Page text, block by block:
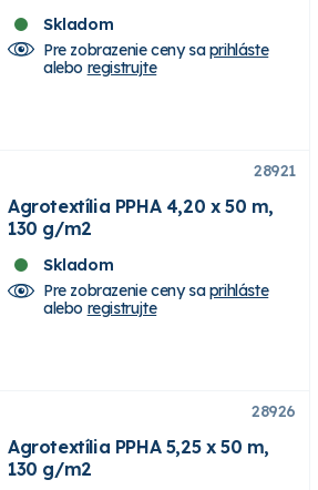
Skladom
Pre zobrazenie ceny saprihláste
alebo registrujte
28921
Agrotextília PPHA 4,20 x 50 m,
130 g/m2
Skladom
Pre zobrazenie ceny saprihláste
alebo registrujte
28926
Agrotextília PPHA 5,25 x 50 m,
130 g/m2